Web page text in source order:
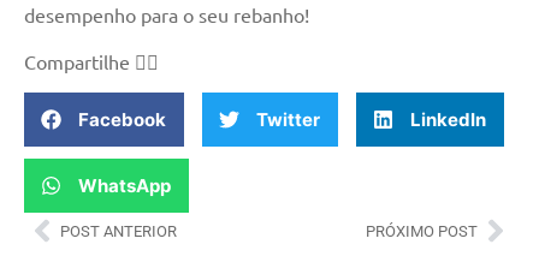
desempenho para o seu rebanho!
Compartilhe 👇🏻
Facebook Twitter LinkedIn
WhatsApp
POST ANTERIOR PRÓXIMO POST